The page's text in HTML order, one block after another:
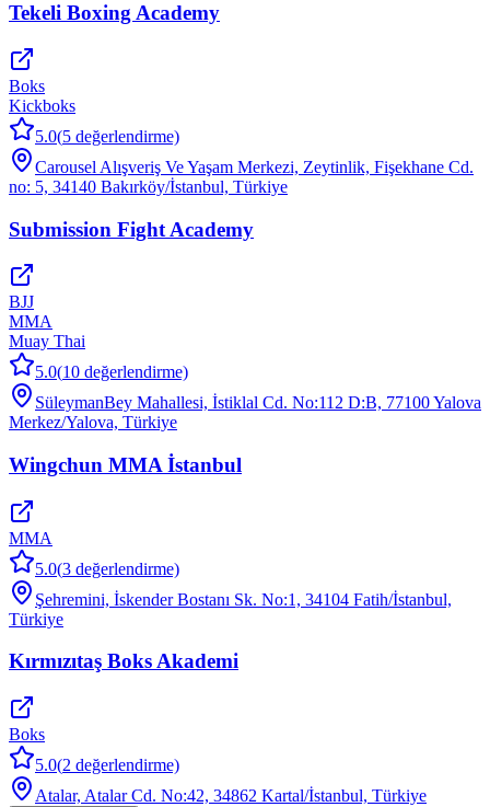
Tekeli Boxing Academy
Boks
Kickboks
5.0(5 değerlendirme)
Carousel Alışveriş Ve Yaşam Merkezi, Zeytinlik, Fişekhane Cd.
no: 5, 34140 Bakırköy/İstanbul, Türkiye
Submission Fight Academy
BJJ
MMA
Muay Thai
5.0(10 değerlendirme)
SüleymanBey Mahallesi, İstiklal Cd. No:112 D:B, 77100 Yalova
Merkez/Yalova, Türkiye
Wingchun MMA İstanbul
MMA
5.0(3 değerlendirme)
Şehremini, İskender Bostanı Sk. No:1, 34104 Fatih/İstanbul,
Türkiye
Kırmızıtaş Boks Akademi
Boks
5.0(2 değerlendirme)
Atalar, Atalar Cd. No:42, 34862 Kartal/İstanbul, Türkiye